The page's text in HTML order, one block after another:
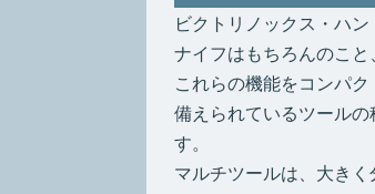
ビクトリノックス・ハ
ナイフはもちろんのこ
これらの機能をコンパ
備えられているツール
す。
マルチツールは、大きく